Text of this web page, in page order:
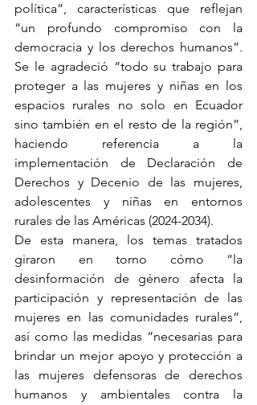
política”, características que reflejan
“un profundo compromiso con la
democracia y los derechos humanos”.
Se le agradeció “todo su trabajo para
proteger a las mujeres y niñas en los
espacios rurales no solo en Ecuador
sino también en el resto de la región”,
haciendo referencia a la
implementación de Declaración de
Derechos y Decenio de las mujeres,
adolescentes y niñas en entornos
rurales de las Américas (2024-2034).
De esta manera, los temas tratados
giraron en torno cómo “la
desinformación de género afecta la
participación y representación de las
mujeres en las comunidades rurales”,
así como las medidas “necesarias para
brindar un mejor apoyo y protección a
las mujeres defensoras de derechos
humanos y ambientales contra la